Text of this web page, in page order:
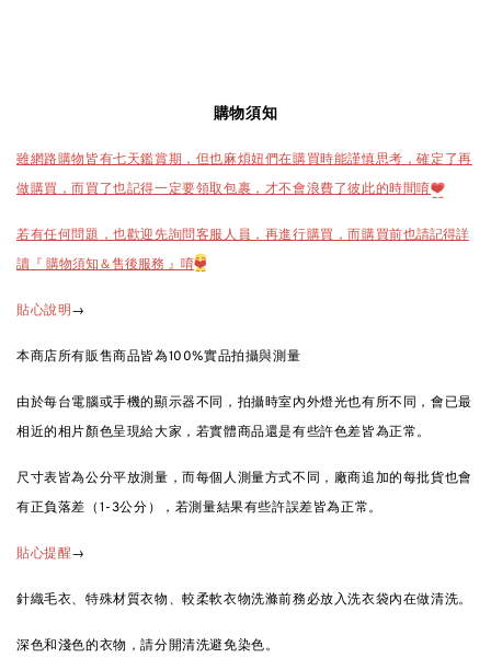
購物須知
雖網路購物皆有七天鑑賞期，但也麻煩妞們在購買時能謹慎思考，確定了再
做購買，而買了也記得一定要領取包裹，才不會浪費了彼此的時間唷❤️
若有任何問題，也歡迎先詢問客服人員，再進行購買，而購買前也請記得詳
讀『 購物須知＆售後服務 』唷❤️
貼心說明→
本商店所有販售商品皆為100%實品拍攝與測量
由於每台電腦或手機的顯示器不同，拍攝時室內外燈光也有所不同，會已最
相近的相片顏色呈現給大家，若實體商品還是有些許色差皆為正常。
尺寸表皆為公分平放測量，而每個人測量方式不同，廠商追加的每批貨也會
有正負落差（1-3公分），若測量結果有些許誤差皆為正常。
貼心提醒→
針織毛衣、特殊材質衣物、較柔軟衣物洗滌前務必放入洗衣袋內在做清洗。
深色和淺色的衣物，請分開清洗避免染色。